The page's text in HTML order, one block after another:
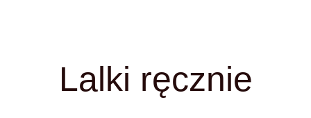
Lalki ręcznie